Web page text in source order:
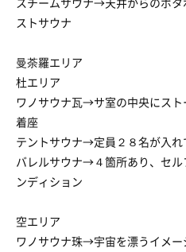
ストサウナ
曼荼羅エリア
杜エリア
ワノサウナ瓦→サ室の中央にス
着座
テントサウナ→定員２８名が入れ
バレルサウナ→４箇所あり、セ
ンディション
空エリア
ワノサウナ珠→宇宙を漂うイメ